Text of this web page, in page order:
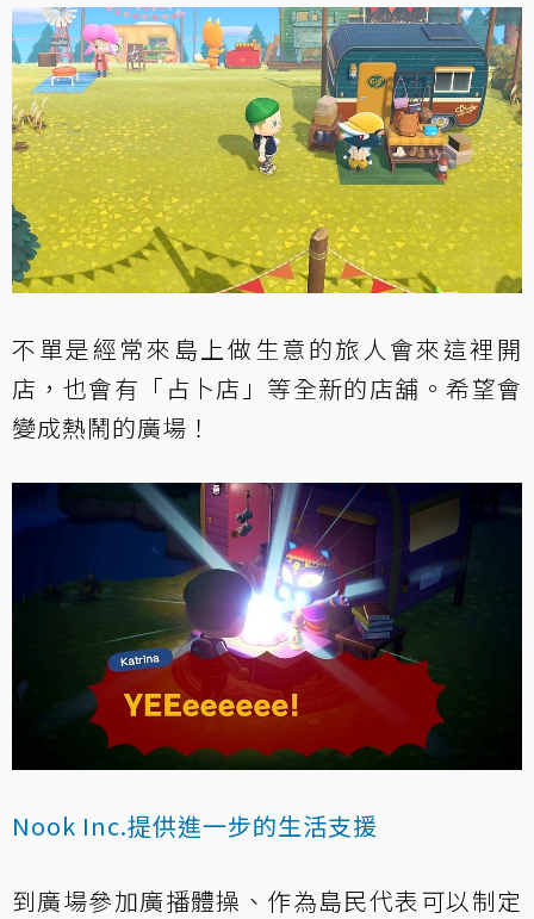
不單是經常來島上做生意的旅人會來這裡開
店，也會有「占卜店」等全新的店舖。希望會
變成熱鬧的廣場！
Nook Inc.提供進一步的生活支援
到廣場參加廣播體操、作為島民代表可以制定